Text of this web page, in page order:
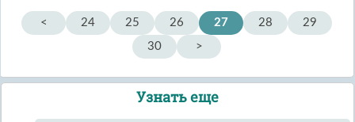
< 24 25 26 27 28
29
30
>
Узнать еще